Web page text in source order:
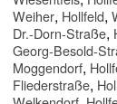
Weiher, Hollfeld,
Dr.-Dorn-Straße,
Georg-Besold-
Moggendorf,
Fliederstraße,